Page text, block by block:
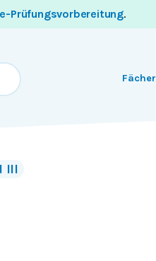
Prüfungsvorbereitung.
Fächer
III